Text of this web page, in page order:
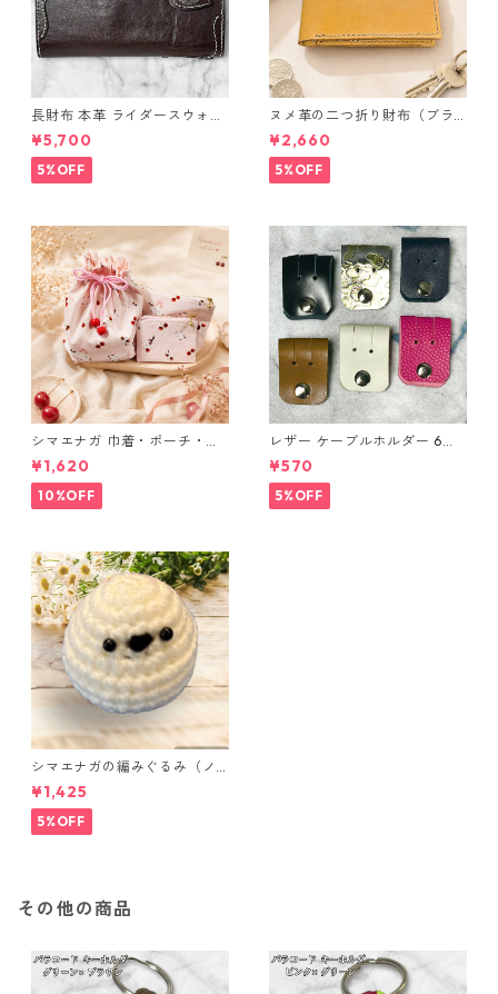
長財布 本革 ライダースウォレ
ット 国産 ヌメ革 ブラウン バ
ングラデシュ l175 レザー 革財
布 ハンドメイド 経年変化
¥5,700
5%OFF
ヌメ革の二つ折り財布（ブラ
ウン系）
¥2,660
5%OFF
シマエナガ 巾着・ポーチ・ミ
ニポーチ(カード収納にも) ３
点セット さくらんぼ柄×淡いピ
ンク
¥1,620
10%OFF
レザー ケーブルホルダー 6個
セット
¥570
5%OFF
シマエナガの編みぐるみ（ノ
ーマル）
¥1,425
5%OFF
その他の商品